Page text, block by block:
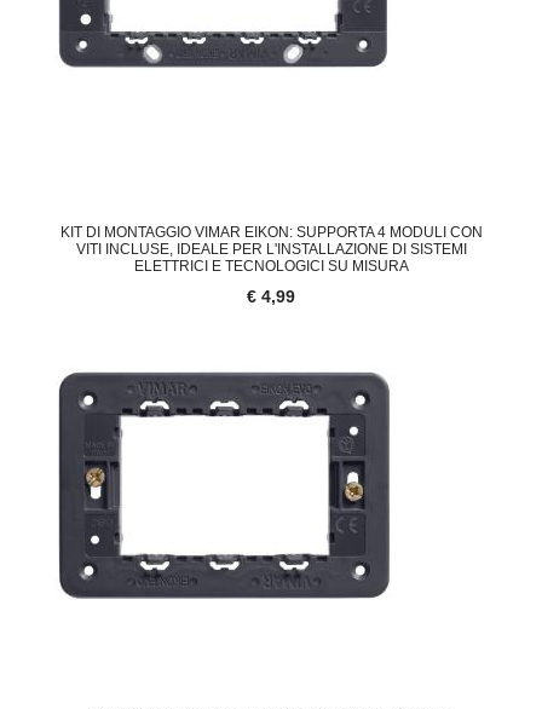
KIT DI MONTAGGIO VIMAR EIKON: SUPPORTA 4 MODULI CON
VITI INCLUSE, IDEALE PER L'INSTALLAZIONE DI SISTEMI
ELETTRICI E TECNOLOGICI SU MISURA
€ 4,99